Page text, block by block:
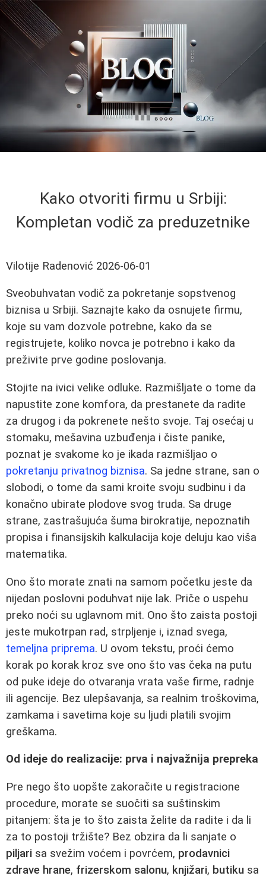
Kako otvoriti firmu u Srbiji:
Kompletan vodič za preduzetnike
Vilotije Radenović 2026-06-01
Sveobuhvatan vodič za pokretanje sopstvenog
biznisa u Srbiji. Saznajte kako da osnujete firmu,
koje su vam dozvole potrebne, kako da se
registrujete, koliko novca je potrebno i kako da
preživite prve godine poslovanja.
Stojite na ivici velike odluke. Razmišljate o tome da
napustite zone komfora, da prestanete da radite
za drugog i da pokrenete nešto svoje. Taj osećaj u
stomaku, mešavina uzbuđenja i čiste panike,
poznat je svakome ko je ikada razmišljao o
pokretanju privatnog biznisa. Sa jedne strane, san o
slobodi, o tome da sami kroite svoju sudbinu i da
konačno ubirate plodove svog truda. Sa druge
strane, zastrašujuća šuma birokratije, nepoznatih
propisa i finansijskih kalkulacija koje deluju kao viša
matematika.
Ono što morate znati na samom početku jeste da
nijedan poslovni poduhvat nije lak. Priče o uspehu
preko noći su uglavnom mit. Ono što zaista postoji
jeste mukotrpan rad, strpljenje i, iznad svega,
temeljna priprema. U ovom tekstu, proći ćemo
korak po korak kroz sve ono što vas čeka na putu
od puke ideje do otvaranja vrata vaše firme, radnje
ili agencije. Bez ulepšavanja, sa realnim troškovima,
zamkama i savetima koje su ljudi platili svojim
greškama.
Od ideje do realizacije: prva i najvažnija prepreka
Pre nego što uopšte zakoračite u registracione
procedure, morate se suočiti sa suštinskim
pitanjem: šta je to što zaista želite da radite i da li
za to postoji tržište? Bez obzira da li sanjate o
piljari sa svežim voćem i povrćem, prodavnici
zdrave hrane, frizerskom salonu, knjižari, butiku sa